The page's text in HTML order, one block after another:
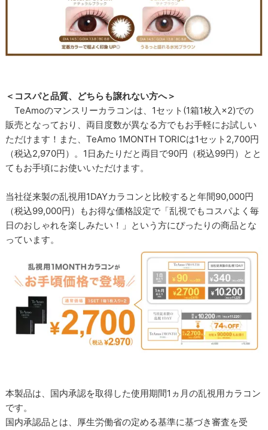
＜コスパと品質、どちらも譲れない方へ＞
TeAmoのマンスリーカラコンは、1セット(1箱1枚入×2)での
販売となっており、両目度数が異なる方でもお手軽にお試しい
ただけます！また、TeAmo 1MONTH TORICは1セット2,700円
（税込2,970円）。1日あたりだと両目で90円（税込99円）とと
てもお手頃にお使いいただけます。
当社従来製の乱視用1DAYカラコンと比較すると年間90,000円
（税込99,000円）もお得な価格設定で「乱視でもコスパよく毎
日のおしゃれを楽しみたい！」という方にぴったりの商品とな
っています。
本製品は、国内承認を取得した使用期間1ヵ月の乱視用カラコン
です。
国内承認品とは、厚生労働省の定める基準に基づき審査を受